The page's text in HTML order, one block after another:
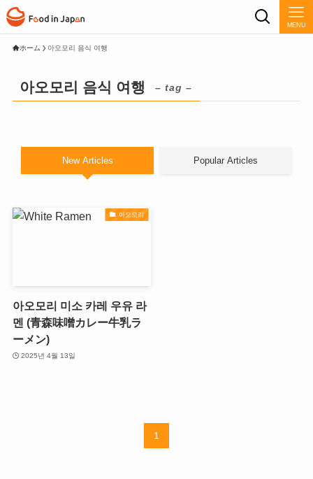
MENU
ホーム 아오모리 음식 여행
아오모리 음식 여행 – tag –
New Articles Popular Articles
아오모리
아오모리 미소 카레 우유 라
멘 (青森味噌カレー牛乳ラ
ーメン)
2025년 4월 13일
1